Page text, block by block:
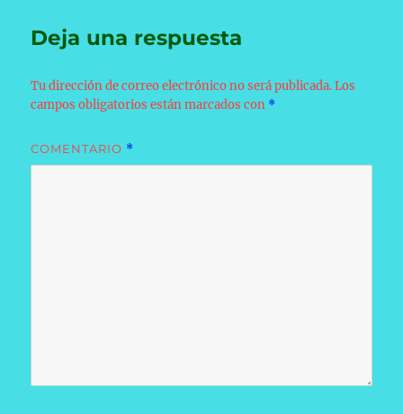
Deja una respuesta
Tu dirección de correo electrónico no será publicada. Los
campos obligatorios están marcados con *
COMENTARIO *